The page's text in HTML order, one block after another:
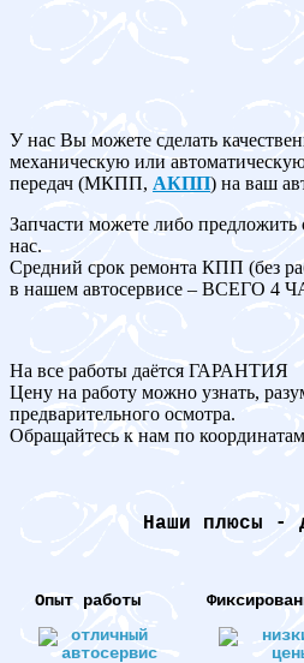
У нас Вы можете сделать
механическую или
передач (МКПП, АКПП) на ваш
Запчасти можете либо предложить
нас.
Средний срок ремонта КПП (без
в нашем автосервисе – ВСЕГО 4
На все работы даётся ГАРАНТИЯ
Цену на работу можно узнать,
предварительного осмотра.
Обращайтесь к нам по координатам
Наши плюсы -
Опыт работы